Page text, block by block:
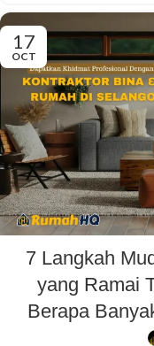
17
OCT
7 Langkah
yang Ramai
Berapa